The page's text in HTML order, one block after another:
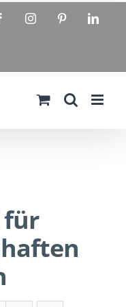
FacebookInstagramPinterest
für